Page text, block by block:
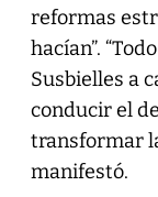
reformas
hacían”.
Susbielles a
conducir el
transformar
manifestó.